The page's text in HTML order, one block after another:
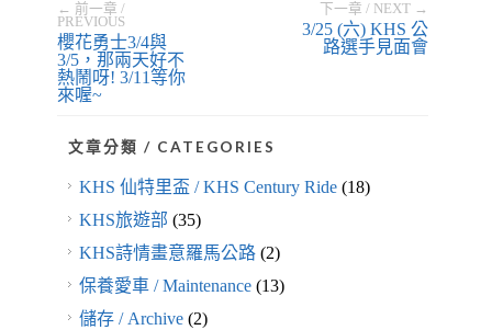
← 前一章 /
PREVIOUS
櫻花勇士3/4與
3/5，那兩天好不
熱鬧呀! 3/11等你
來喔~
下一章 / NEXT →
3/25 (六) KHS 公
路選手見面會
文章分類 / CATEGORIES
KHS 仙特里盃 / KHS Century Ride(18)
KHS旅遊部 (35)
KHS詩情畫意羅馬公路(2)
保養愛車 / Maintenance(13)
儲存 / Archive(2)